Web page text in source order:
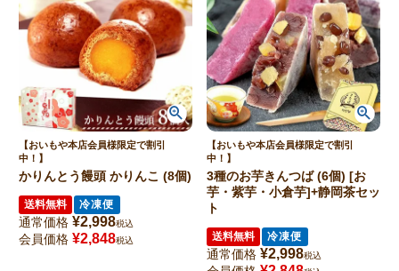
【おいもや本店会員様限定で割引
中！】
かりんとう饅頭 かりんこ (8個)
送料無料 冷凍便
通常価格 ¥2,998税込
会員価格 ¥2,848税込
【おいもや本店会員様限定で割引
中！】
3種のお芋きんつば (6個) [お
芋・紫芋・小倉芋]+静岡茶セッ
ト
送料無料 冷凍便
通常価格 ¥2,998税込